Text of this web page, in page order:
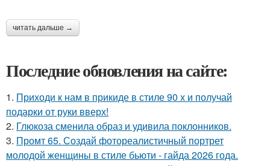
читать дальше →
Последние обновления на сайте:
1. Приходи к нам в прикиде в стиле 90 х и получай
подарки от руки вверх!
2. Глюкоза сменила образ и удивила поклонников.
3. Промт 65. Создай фотореалистичный портрет
молодой женщины в стиле бьюти - гайда 2026 года.